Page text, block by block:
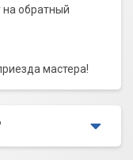
на обратный
мастера!